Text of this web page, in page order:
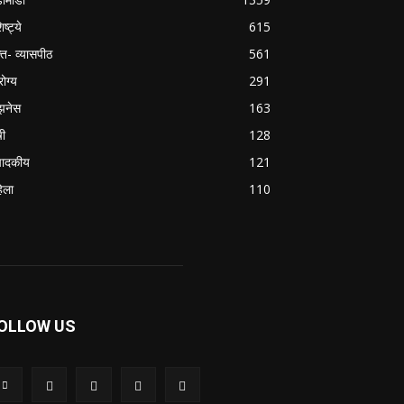
615
व्यासपीठ
561
291
163
128
121
110
US